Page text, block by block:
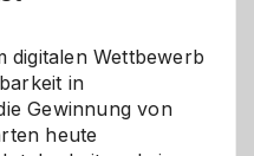
digitalen Wettbewerb
in
Gewinnung von
heute